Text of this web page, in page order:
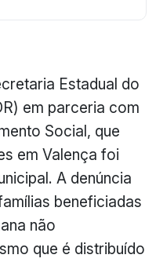
Estadual do
) em parceria com
Social, que
em Valença foi
A denúncia
beneficiadas
não
que é distribuído